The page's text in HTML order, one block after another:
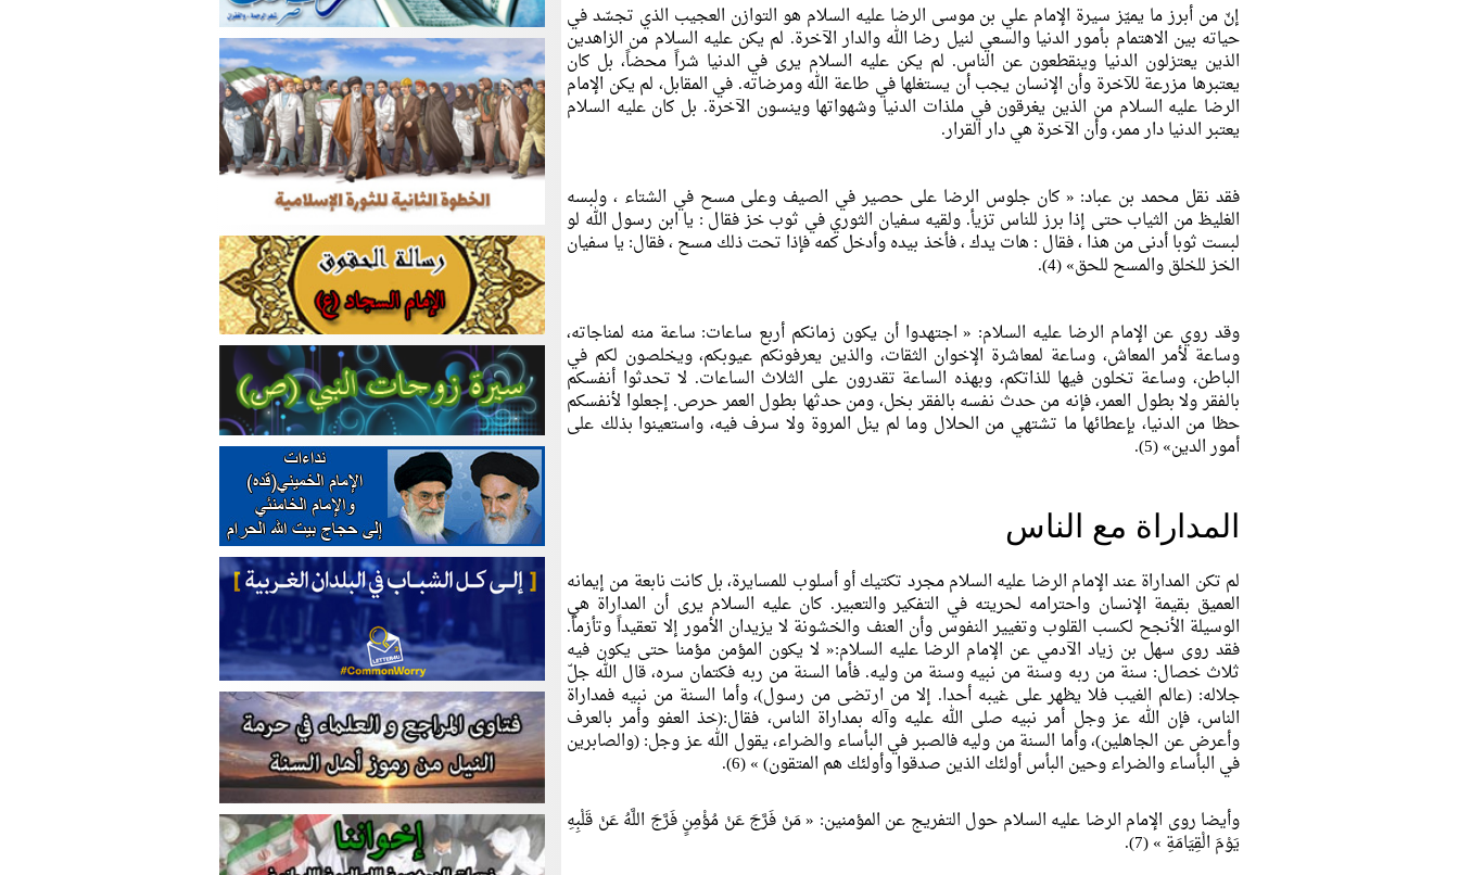
إنّ من أبرز ما يميّز سيرة الإمام علي بن موسى الرضا عليه السلام هو التوازن العجيب الذي تجسّد في
حياته بين الاهتمام بأمور الدنيا والسعي لنيل رضا الله والدار الآخرة. لم يكن عليه السلام من الزاهدين
الذين يعتزلون الدنيا وينقطعون عن الناس. لم يكن عليه السلام يرى في الدنيا شراً محضاً، بل كان
يعتبرها مزرعة للآخرة وأن الإنسان يجب أن يستغلها في طاعة الله ومرضاته. في المقابل، لم يكن الإمام
الرضا عليه السلام من الذين يغرقون في ملذات الدنيا وشهواتها وينسون الآخرة. بل كان عليه السلام
يعتبر الدنيا دار ممر، وأن الآخرة هي دار القرار.
فقد نقل محمد بن عباد: «كان جلوس الرضا على حصير في الصيف وعلى مسح في الشتاء ، ولبسه
الغليظ من الثياب حتى إذا برز للناس تزيأ. ولقيه سفيان الثوري في ثوب خز فقال : يا ابن رسول الله لو
لبست ثوبا أدنى من هذا ، فقال : هات يدك ، فأخذ بيده وأدخل كمه فإذا تحت ذلك مسح ، فقال: يا سفيان
الخز للخلق والمسح للحق» (4).
وقد روي عن الإمام الرضا عليه السلام: « اجتهدوا أن يكون زمانكم أربع ساعات: ساعة منه لمناجاته،
وساعة لأمر المعاش، وساعة لمعاشرة الإخوان الثقات، والذين يعرفونكم عيوبكم، ويخلصون لكم في
الباطن، وساعة تخلون فيها للذاتكم، وبهذه الساعة تقدرون على الثلاث الساعات. لا تحدثوا أنفسكم
بالفقر ولا بطول العمر، فإنه من حدث نفسه بالفقر بخل، ومن حدثها بطول العمر حرص. إجعلوا لأنفسكم
حظا من الدنيا، بإعطائها ما تشتهي من الحلال وما لم ينل المروة ولا سرف فيه، واستعينوا بذلك على
أمور الدين» (5).
المداراة مع الناس
لم تكن المداراة عند الإمام الرضا عليه السلام مجرد تكتيك أو أسلوب للمسايرة، بل كانت نابعة من إيمانه
العميق بقيمة الإنسان واحترامه لحريته في التفكير والتعبير. كان عليه السلام يرى أن المداراة هي
الوسيلة الأنجح لكسب القلوب وتغيير النفوس وأن العنف والخشونة لا يزيدان الأمور إلا تعقيداً وتأزماً.
فقد روى سهل بن زياد الآدمي عن الإمام الرضا عليه السلام:«لا يكون المؤمن مؤمنا حتى يكون فيه
ثلاث خصال: سنة من ربه وسنة من نبيه وسنة من وليه. فأما السنة من ربه فكتمان سره، قال الله جلّ
جلاله: (عالم الغيب فلا يظهر على غيبه أحدا. إلا من ارتضى من رسول)، وأما السنة من نبيه فمداراة
الناس، فإن الله عز وجل أمر نبيه صلى الله عليه وآله بمداراة الناس، فقال:(خذ العفو وأمر بالعرف
وأعرض عن الجاهلين)، وأما السنة من وليه فالصبر في البأساء والضراء، يقول الله عز وجل: (والصابرين
في البأساء والضراء وحين البأس أولئك الذين صدقوا وأولئك هم المتقون)» (6).
وأيضا روى الإمام الرضا عليه السلام حول التفريج عن المؤمنين: «مَنْ فَرَّجَ عَنْ مُؤْمِنٍ فَرَّجَ اللَّهُ عَنْ قَلْبِهِ
يَوْمَ الْقِيَامَةِ » (7).